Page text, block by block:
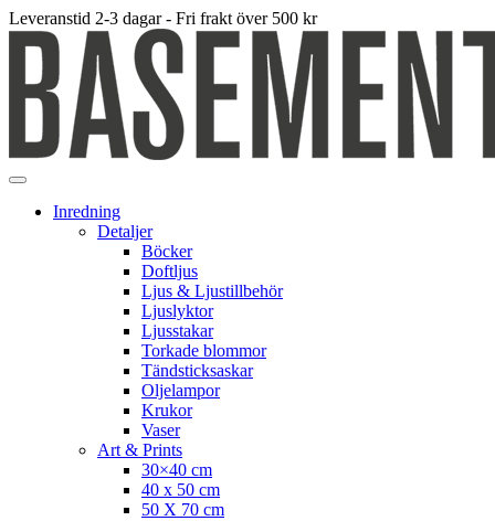
Leveranstid 2-3 dagar - Fri frakt över 500 kr
Inredning
Detaljer
Böcker
Doftljus
Ljus & Ljustillbehör
Ljuslyktor
Ljusstakar
Torkade blommor
Tändsticksaskar
Oljelampor
Krukor
Vaser
Art & Prints
30×40 cm
40 x 50 cm
50 X 70 cm